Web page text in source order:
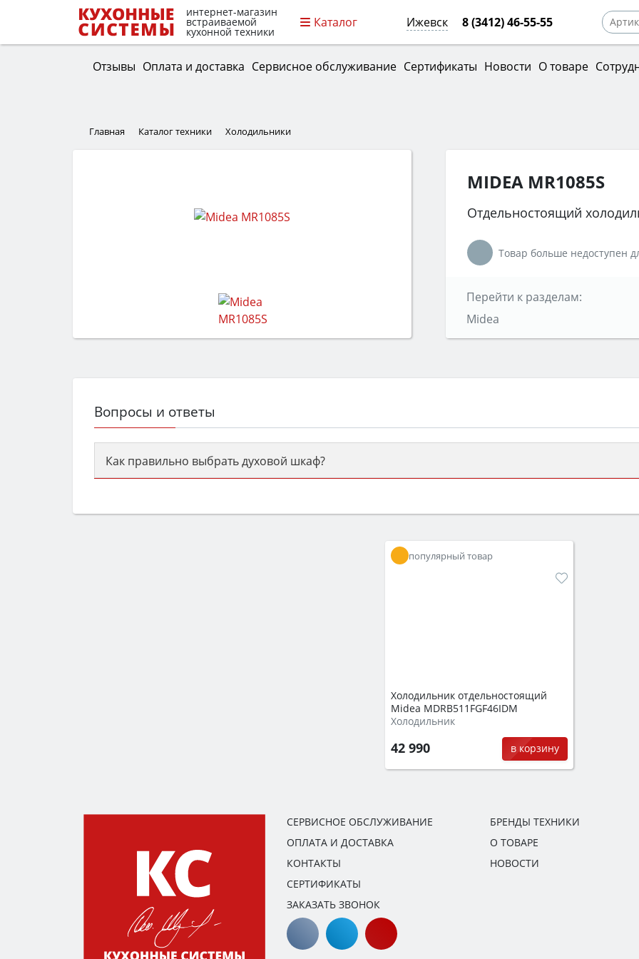
интернет-магазин
встраиваемой
кухонной техники
Каталог Ижевск 8 (3412) 46-55-55
Отзывы Оплата и доставка Сервисное обслуживание Сертификаты Новости О товаре
Главная Каталог техники Холодильники
MIDEA MR1085S
Отдельностоящий
Товар больше недоступен
Перейти к разделам:
Midea
Вопросы и ответы
Как правильно выбрать духовой шкаф?
семьи, класс энергопотребления не ниже A и нужные функции (конвекция, гриль,
популярный товар
Холодильник отдельностоящий
Midea MDRB511FGF46IDM
Холодильник
42 990 в корзину
СЕРВИСНОЕ ОБСЛУЖИВАНИЕ
ОПЛАТА И ДОСТАВКА
КОНТАКТЫ
СЕРТИФИКАТЫ
ЗАКАЗАТЬ ЗВОНОК
БРЕНДЫ ТЕХНИКИ
О ТОВАРЕ
НОВОСТИ